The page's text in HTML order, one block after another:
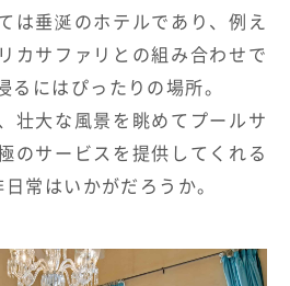
は垂涎のホテルであり、例え
カサファリとの組み合わせで
るにはぴったりの場所。
壮大な風景を眺めてプールサ
のサービスを提供してくれる
常はいかがだろうか。